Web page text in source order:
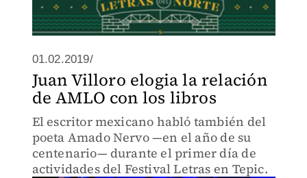
01.02.2019/
Juan Villoro elogia la relación
de AMLO con los libros
El escritor mexicano habló también del
poeta Amado Nervo —en el año de su
centenario— durante el primer día de
actividades del Festival Letras en Tepic.